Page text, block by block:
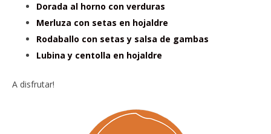
Dorada al horno con verduras
Merluza con setas en hojaldre
Rodaballo con setas y salsa de gambas
Lubina y centolla en hojaldre
A disfrutar!